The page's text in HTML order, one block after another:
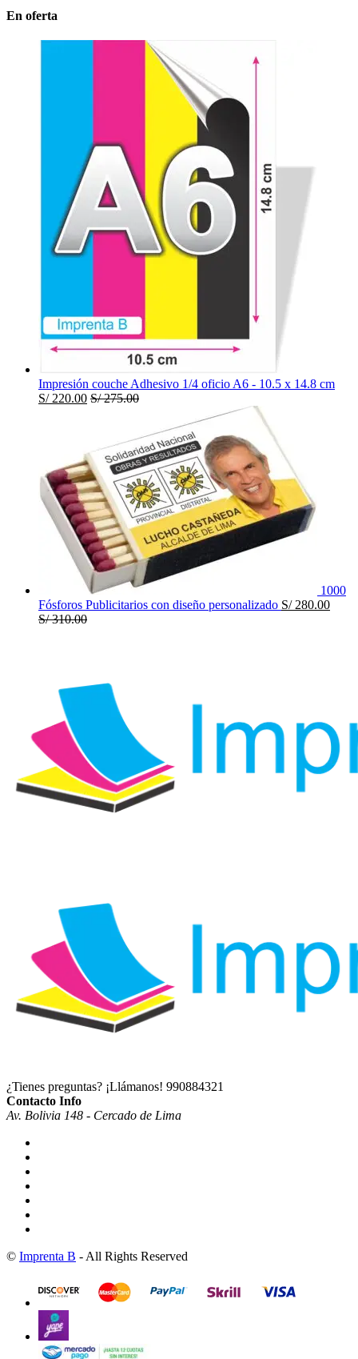
En oferta
Impresión couche Adhesivo 1/4 oficio A6 - 10.5 x 14.8 cm
S/220.00 S/275.00
1000
Fósforos Publicitarios con diseño personalizado S/280.00
S/310.00
¿Tienes preguntas? ¡Llámanos! 990884321
Contacto Info
Av. Bolivia 148 - Cercado de Lima
© Imprenta B - All Rights Reserved